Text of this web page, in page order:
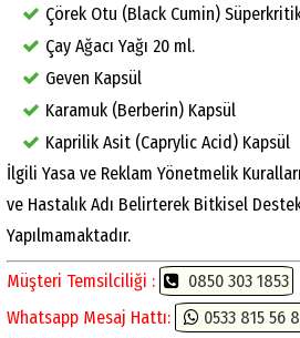
Çörek Otu (Black Cumin)
Çay Ağacı Yağı 20 ml.
Geven Kapsül
Karamuk (Berberin) Kapsül
Kaprilik Asit (Caprylic Acid) Kapsül
İlgili Yasa ve Reklam Yönetmelik
ve Hastalık Adı Belirterek Bitkisel
Yapılmamaktadır.
Müşteri Temsilciliği :
0850 303 1853
Whatsapp Mesaj Hattı:
0533 815 56